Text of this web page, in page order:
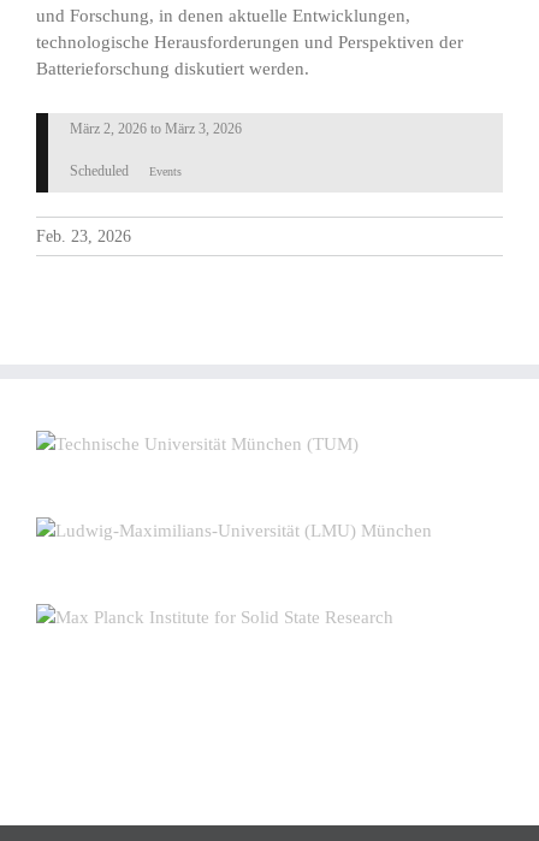
und Forschung, in denen aktuelle Entwicklungen,
technologische Herausforderungen und Perspektiven der
Batterieforschung diskutiert werden.
März 2, 2026 to März 3, 2026
Scheduled Events
Feb. 23, 2026